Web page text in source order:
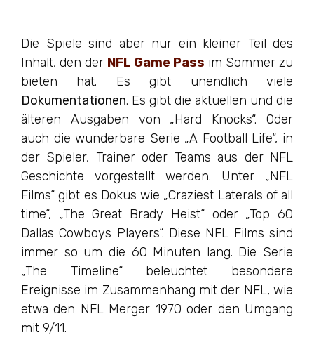
Die Spiele sind aber nur ein kleiner Teil des
Inhalt, den der NFL Game Pass im Sommer zu
bieten hat. Es gibt unendlich viele
Dokumentationen. Es gibt die aktuellen und die
älteren Ausgaben von „Hard Knocks“. Oder
auch die wunderbare Serie „A Football Life“, in
der Spieler, Trainer oder Teams aus der NFL
Geschichte vorgestellt werden. Unter „NFL
Films“ gibt es Dokus wie „Craziest Laterals of all
time“, „The Great Brady Heist“ oder „Top 60
Dallas Cowboys Players“. Diese NFL Films sind
immer so um die 60 Minuten lang. Die Serie
„The Timeline“ beleuchtet besondere
Ereignisse im Zusammenhang mit der NFL, wie
etwa den NFL Merger 1970 oder den Umgang
mit 9/11.